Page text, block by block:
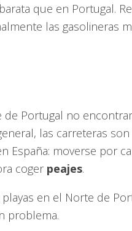
que en Portugal.
las gasolineras
Portugal no
las carreteras son
España: moverse por
coger peajes.
en el Norte de
problema.